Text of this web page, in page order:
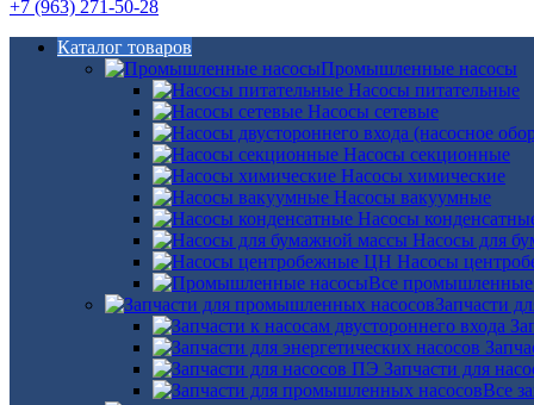
+7 (963) 271-50-28
Каталог товаров
Промышленные насосы
Насосы питательные
Насосы сетевые
Насосы секционные
Насосы химические
Насосы вакуумные
Насосы
Насосы для
Насосы
Все промышленные
Запчасти
Запчасти для
Все